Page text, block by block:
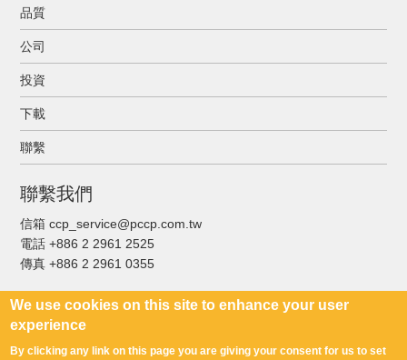
品質
公司
投資
下載
聯繫
聯繫我們
信箱 ccp_service@pccp.com.tw
電話 +886 2 2961 2525
傳真 +886 2 2961 0355
We use cookies on this site to enhance your user
experience
By clicking any link on this page you are giving your consent for us to set